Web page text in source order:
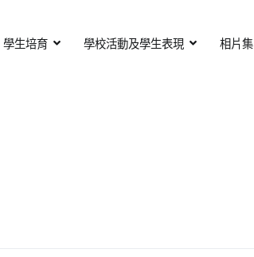
學生培育 學校活動及學生表現 相片集